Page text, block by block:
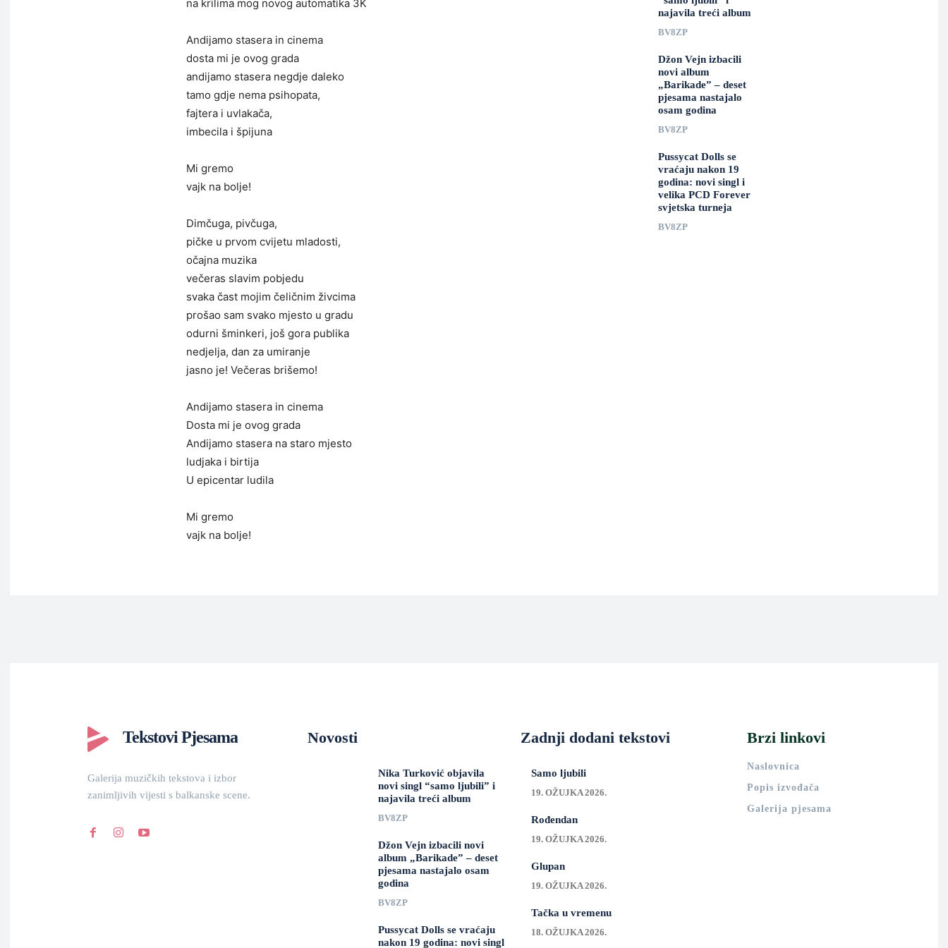
na krilima mog novog automatika 3K
Andijamo stasera in cinema
dosta mi je ovog grada
andijamo stasera negdje daleko
tamo gdje nema psihopata,
fajtera i uvlakača,
imbecila i špijuna
Mi gremo
vajk na bolje!
Dimčuga, pivčuga,
pičke u prvom cvijetu mladosti,
očajna muzika
večeras slavim pobjedu
svaka čast mojim čeličnim živcima
prošao sam svako mjesto u gradu
odurni šminkeri, još gora publika
nedjelja, dan za umiranje
jasno je! Večeras brišemo!
Andijamo stasera in cinema
Dosta mi je ovog grada
Andijamo stasera na staro mjesto
ludjaka i birtija
U epicentar ludila
Mi gremo
vajk na bolje!
najavila treći album
BV8ZP
Džon Vejn izbacili
novi album
„Barikade” – deset
pjesama nastajalo
osam godina
BV8ZP
Pussycat Dolls se
vraćaju nakon 19
godina: novi singl i
velika PCD Forever
svjetska turneja
BV8ZP
Tekstovi Pjesama
Galerija muzičkih tekstova i izbor
zanimljivih vijesti s balkanske scene.
Novosti
Nika Turković objavila
novi singl “samo ljubili” i
najavila treći album
BV8ZP
Džon Vejn izbacili novi
album „Barikade” – deset
pjesama nastajalo osam
godina
BV8ZP
Pussycat Dolls se vraćaju
nakon 19 godina: novi singl
Zadnji dodani tekstovi
Samo ljubili
19. OŽUJKA 2026.
Rođendan
19. OŽUJKA 2026.
Glupan
19. OŽUJKA 2026.
Tačka u vremenu
18. OŽUJKA 2026.
Brzi linkovi
Naslovnica
Popis izvođača
Galerija pjesama